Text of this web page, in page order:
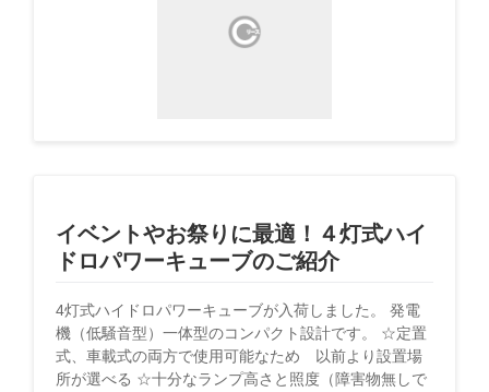
イベントやお祭りに最適！４灯式ハイ
ドロパワーキューブのご紹介
4灯式ハイドロパワーキューブが入荷しました。 発電
機（低騒音型）一体型のコンパクト設計です。 ☆定置
式、車載式の両方で使用可能なため 以前より設置場
所が選べる ☆十分なランプ高さと照度（障害物無しで